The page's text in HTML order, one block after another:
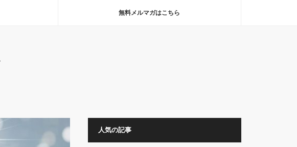
無料メルマガはこちら
人気の記事